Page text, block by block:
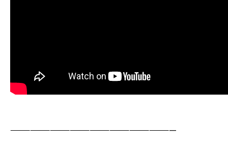
—————————————————————————